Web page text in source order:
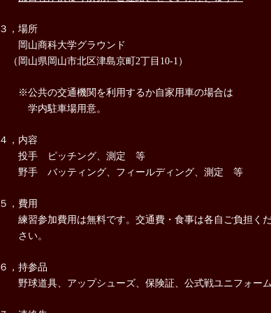
３，場所
岡山商科大学グラウンド
（岡山県岡山市北区津島京町 2丁目 10-1 ）
※公共の交通機関を利用するか自家用車の場合は
学内駐車場用意。
４，内容
投手 ピッチング、測定 等
野手 バッティング、フィールディング、測定 等
５，費用
練習参加費用は無料です。交通費・食事は各自ご負担く
さい。
６，持参品
野球道具、アップシューズ、保険証、公式戦ユニフォー